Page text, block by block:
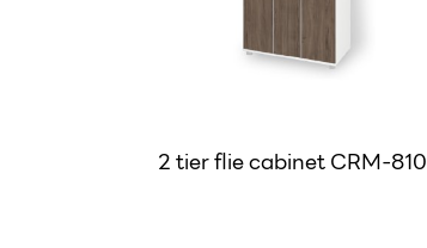
2 tier flie cabinet CRM-810